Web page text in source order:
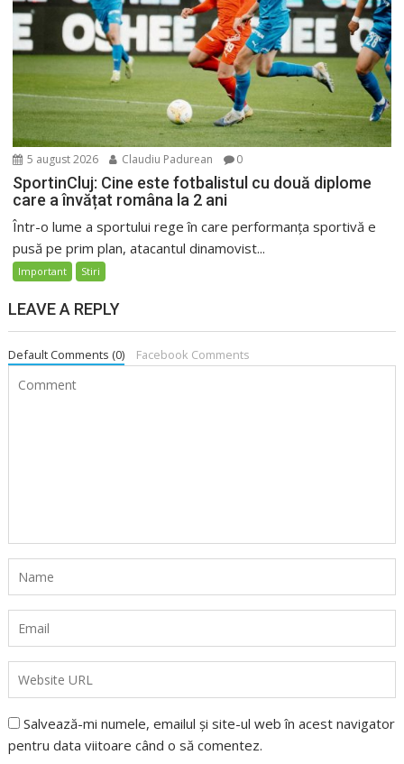
5 august 2026 Claudiu Padurean 0
SportinCluj: Cine este fotbalistul cu două diplome
care a învățat româna la 2 ani
Într-o lume a sportului rege în care performanța sportivă e
pusă pe prim plan, atacantul dinamovist...
Important Stiri
LEAVE A REPLY
Default Comments (0) Facebook Comments
Salvează-mi numele, emailul și site-ul web în acest navigator
pentru data viitoare când o să comentez.